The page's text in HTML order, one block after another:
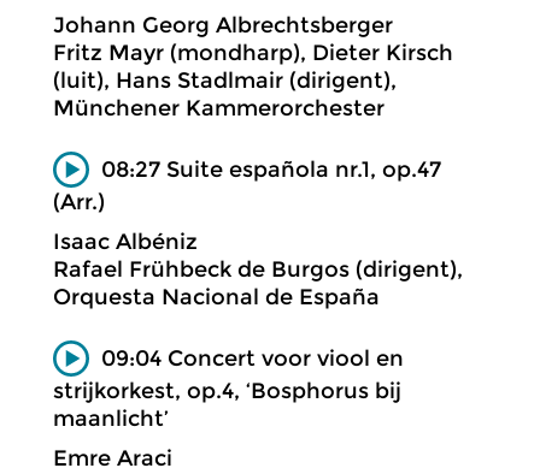
Johann Georg Albrechtsberger
Fritz Mayr (mondharp), Dieter Kirsch
(luit), Hans Stadlmair (dirigent),
Münchener Kammerorchester
08:27 Suite española nr.1, op.47
(Arr.)
Isaac Albéniz
Rafael Frühbeck de Burgos (dirigent),
Orquesta Nacional de España
09:04 Concert voor viool en
strijkorkest, op.4, ‘Bosphorus bij
maanlicht’
Emre Araci